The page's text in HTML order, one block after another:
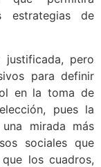
estrategias de
pero
para definir
en la toma de
pues la
mirada más
sociales que
los cuadros,